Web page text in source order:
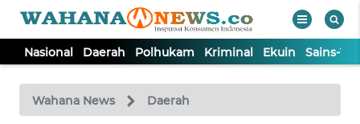
Nasional Daerah Polhukam Kriminal Ekuin Sains-
Wahana News Daerah
TV
Tutup